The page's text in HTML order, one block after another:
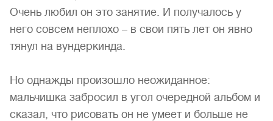
Очень любил он это занятие. И получалось у
него совсем неплохо – в свои пять лет он явно
тянул на вундеркинда.
Но однажды произошло неожиданное:
мальчишка забросил в угол очередной альбом и
сказал, что рисовать он не умеет и больше не